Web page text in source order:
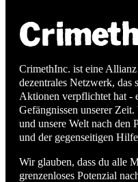
CrimethInc. ist eine
dezentrales Netzwerk, das
Aktionen verpflichtet hat -
Gefängnissen unserer
und unsere Welt nach den
und der gegenseitigen
Wir glauben, dass du alle
grenzenloses Potenzial